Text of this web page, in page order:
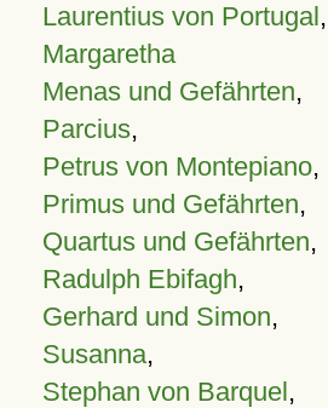
Laurentius von Portugal,
Margaretha
Menas und Gefährten,
Parcius,
Petrus von Montepiano,
Primus und Gefährten,
Quartus und Gefährten,
Radulph Ebifagh,
Gerhard und Simon,
Susanna,
Stephan von Barquel,